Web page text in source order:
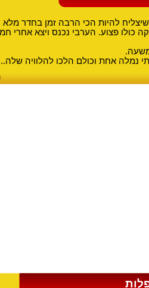
שיצליח להיות הכי הרבה זמן בחדר מלא
כולו פצוע. הערבי נכנס ויצא אחרי
משעה.
נמלה אחת וכולם הלכו להלוויה